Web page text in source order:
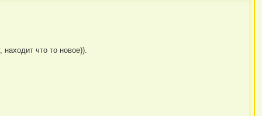
что то новое)).